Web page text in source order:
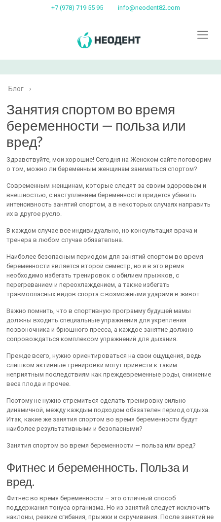
+7 (978) 719 55 95 info@neodent82.com
Блог ›
Занятия спортом во время
беременности — польза или
вред?
Здравствуйте, мои хорошие! Сегодня на Женском сайте поговорим
о том, можно ли беременным женщинам заниматься спортом?
Современным женщинам, которые следят за своим здоровьем и
внешностью, с наступлением беременности придется убавить
интенсивность занятий спортом, а в некоторых случаях направить
их в другое русло.
В каждом случае все индивидуально, но консультация врача и
тренера в любом случае обязательна.
Наиболее безопасным периодом для занятий спортом во время
беременности является второй семестр, но и в это время
необходимо избегать тренировок с обилием прыжков, с
перегреванием и переохлаждением, а также избегать
травмоопасных видов спорта с возможными ударами в живот.
Важно помнить, что в спортивную программу будущей мамы
должны входить специальные упражнения для укрепления
позвоночника и брюшного пресса, а каждое занятие должно
сопровождаться комплексом упражнений для дыхания.
Прежде всего, нужно ориентироваться на свои ощущения, ведь
слишком активные тренировки могут привести к таким
неприятным последствиям как преждевременные роды, снижение
веса плода и прочее.
Поэтому не нужно стремиться сделать тренировку сильно
динамичной, между каждым подходом обязателен период отдыха.
Итак, какие же занятия спортом во время беременности будут
наиболее результативными и безопасными?
Занятия спортом во время беременности — польза или вред?
Фитнес и беременность. Польза и
вред.
Фитнес во время беременности – это отличный способ
поддержания тонуса организма. Но из занятий следует исключить
наклоны, резкие сгибания, прыжки и скручивания. После занятий не